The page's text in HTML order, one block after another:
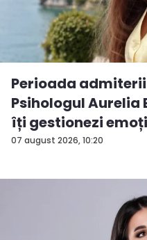
07 august 2026, 10:20
Perioada
Psihologul Aurelia
îți gestionezi
rezu...